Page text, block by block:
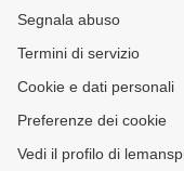
Segnala abuso
Termini di servizio
Cookie e dati personali
Preferenze dei cookie
Vedi il profilo di